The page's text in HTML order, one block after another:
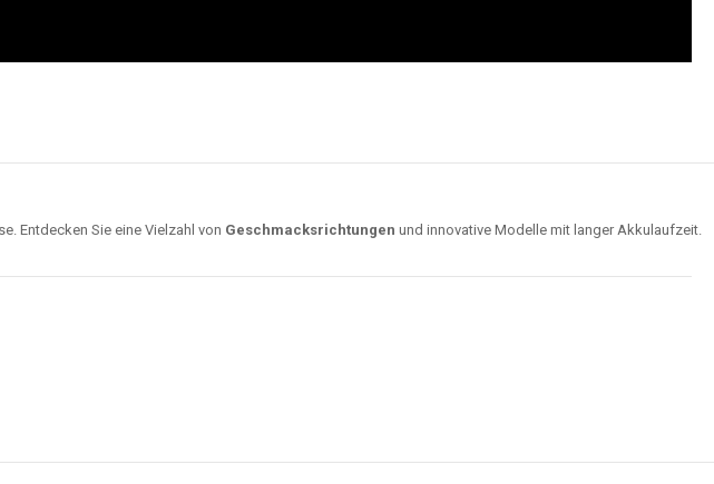
Entdecken Sie eine Vielzahl von Geschmacksrichtungen und innovative Modelle mit langer Akkulaufzeit.